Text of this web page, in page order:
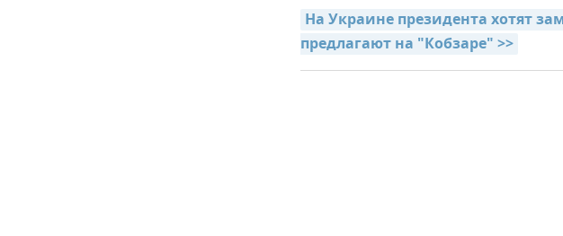
На Украине президента хотят
предлагают на "Кобзаре" >>